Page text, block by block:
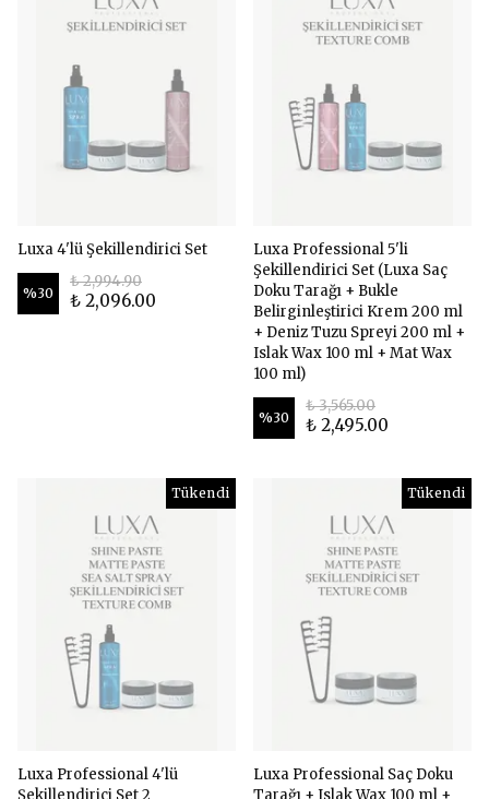
Luxa 4'lü Şekillendirici Set
%30
₺ 2,994.90
₺ 2,096.00
Luxa Professional 5'li
Şekillendirici Set (Luxa Saç
Doku Tarağı + Bukle
Belirginleştirici Krem 200 ml
+ Deniz Tuzu Spreyi 200 ml +
Islak Wax 100 ml + Mat Wax
100 ml)
%30
₺ 3,565.00
₺ 2,495.00
Tükendi
Luxa Professional 4'lü
Şekillendirici Set 2
Tükendi
Luxa Professional Saç Doku
Tarağı + Islak Wax 100 ml +